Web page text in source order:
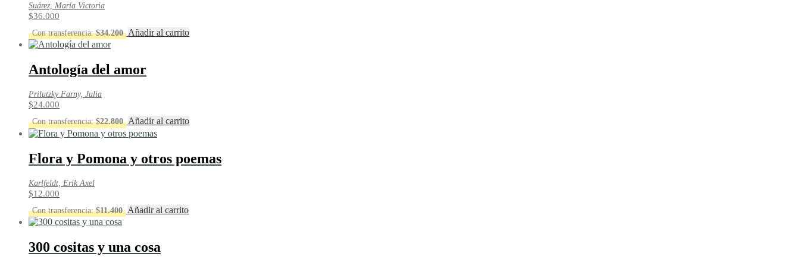
Suárez, María Victoria
$36.000
Con transferencia:$34.200 Añadir al carrito
Antología del amor
Prilutzky Farny, Julia
$24.000
Con transferencia:$22.800 Añadir al carrito
Flora y Pomona y otros poemas
Karlfeldt, Erik Axel
$12.000
Con transferencia:$11.400 Añadir al carrito
300 cositas y una cosa